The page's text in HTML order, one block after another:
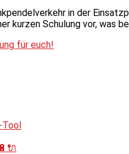
in der
kurzen Schulung vor, was
für euch!
Tool